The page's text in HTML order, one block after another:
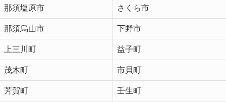
那須塩原市 さくら市
那須烏山市 下野市
上三川町 益子町
茂木町 市貝町
芳賀町 壬生町